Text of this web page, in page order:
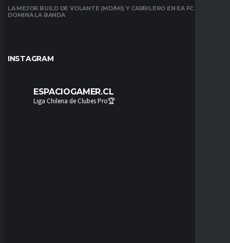
LA MEJOR BUILD DE VOLANTE (MD/MI) Y CARRILERO EN EA FC 26:
DOMINA LA BANDA
INSTAGRAM
ESPACIOGAMER.CL
Liga Chilena de Clubes Pro🏆